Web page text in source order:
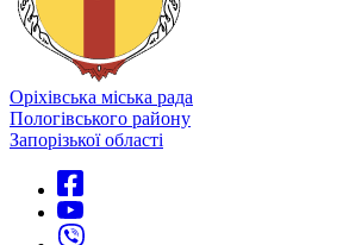
Оріхівська міська рада
Пологівського району
Запорізької області